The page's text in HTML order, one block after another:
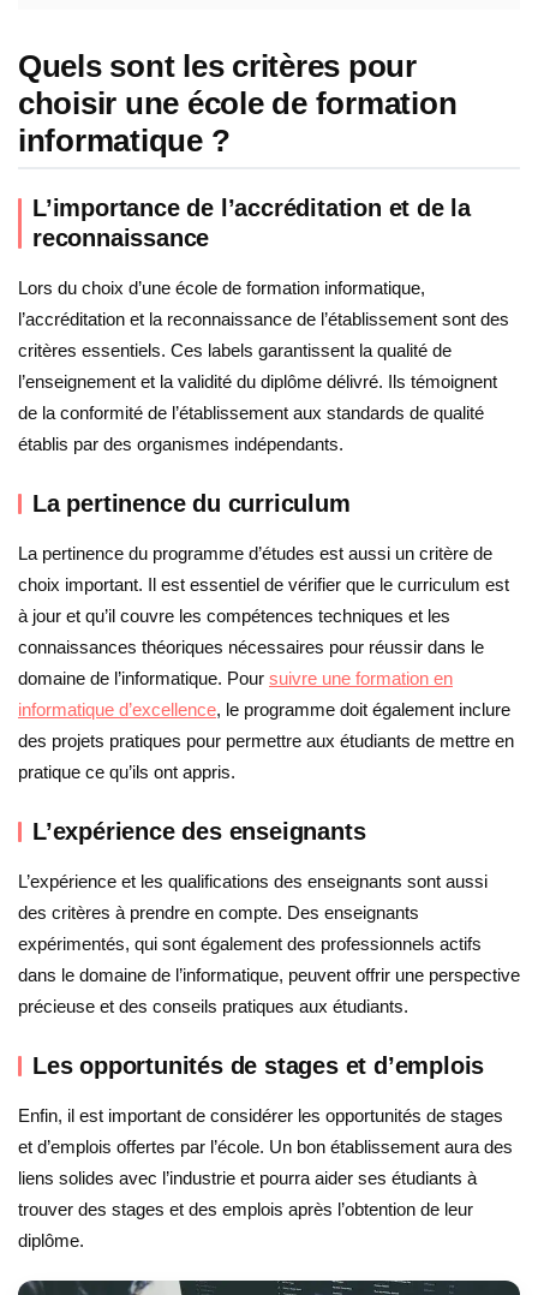
Quels sont les critères pour
choisir une école de formation
informatique ?
L’importance de l’accréditation et de la
reconnaissance
Lors du choix d’une école de formation informatique,
l’accréditation et la reconnaissance de l’établissement sont des
critères essentiels. Ces labels garantissent la qualité de
l’enseignement et la validité du diplôme délivré. Ils témoignent
de la conformité de l’établissement aux standards de qualité
établis par des organismes indépendants.
La pertinence du curriculum
La pertinence du programme d’études est aussi un critère de
choix important. Il est essentiel de vérifier que le curriculum est
à jour et qu’il couvre les compétences techniques et les
connaissances théoriques nécessaires pour réussir dans le
domaine de l’informatique. Pour suivre une formation en
informatique d’excellence, le programme doit également inclure
des projets pratiques pour permettre aux étudiants de mettre en
pratique ce qu’ils ont appris.
L’expérience des enseignants
L’expérience et les qualifications des enseignants sont aussi
des critères à prendre en compte. Des enseignants
expérimentés, qui sont également des professionnels actifs
dans le domaine de l’informatique, peuvent offrir une perspective
précieuse et des conseils pratiques aux étudiants.
Les opportunités de stages et d’emplois
Enfin, il est important de considérer les opportunités de stages
et d’emplois offertes par l’école. Un bon établissement aura des
liens solides avec l’industrie et pourra aider ses étudiants à
trouver des stages et des emplois après l’obtention de leur
diplôme.